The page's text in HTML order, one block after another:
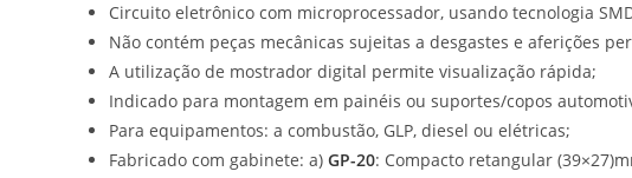
Circuito eletrônico com microprocessador, usando tecnologia
Não contém peças mecânicas sujeitas a desgastes e aferições
A utilização de mostrador digital permite visualização rápida;
Indicado para montagem em painéis ou suportes/copos
Para equipamentos: a combustão, GLP, diesel ou elétricas;
Fabricado com gabinete: a) GP-20: Compacto retangular